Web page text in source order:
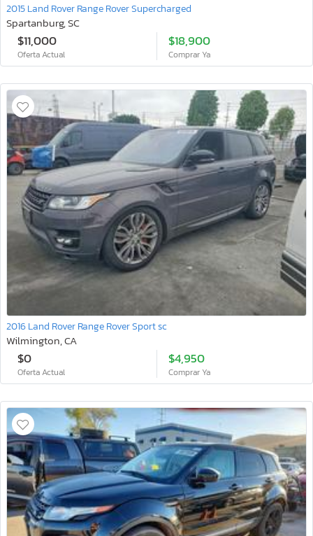
2015 Land Rover Range Rover Supercharged
Spartanburg, SC
$11,000
Oferta Actual
$18,900
Comprar Ya
2016 Land Rover Range Rover Sport sc
Wilmington, CA
$0
Oferta Actual
$4,950
Comprar Ya